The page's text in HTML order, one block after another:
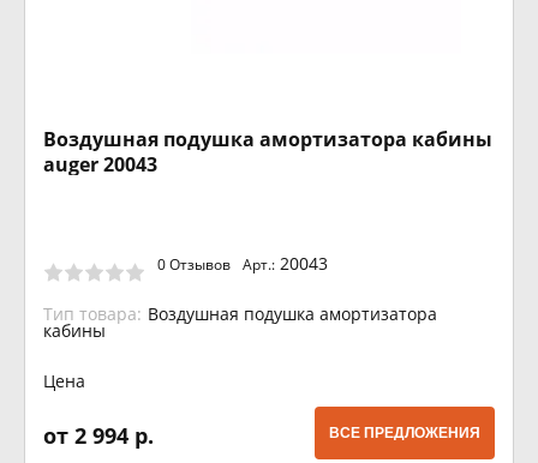
Воздушная подушка амортизатора кабины
auger 20043
0 Отзывов Арт.: 20043
Тип товара: Воздушная подушка амортизатора
кабины
Цена
от 2 994 р. ВСЕ ПРЕДЛОЖЕНИЯ